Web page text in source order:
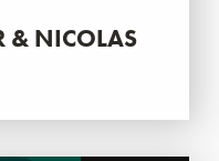
& NICOLAS